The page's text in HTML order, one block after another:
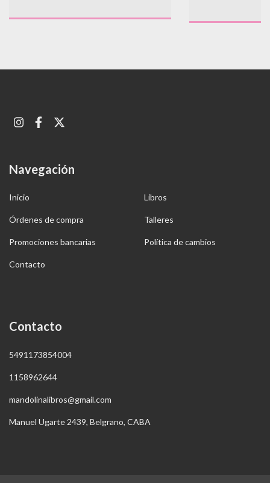
Navegación
Inicio Libros
Órdenes de compra Talleres
Promociones bancarias Política de cambios
Contacto
Contacto
5491173854004
1158962644
mandolinalibros@gmail.com
Manuel Ugarte 2439, Belgrano, CABA